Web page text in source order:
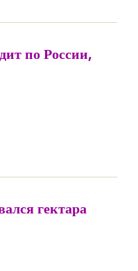
по России,
гектара